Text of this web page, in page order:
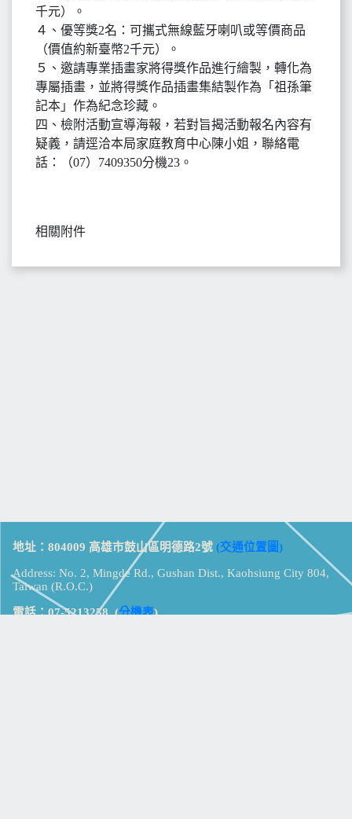
千元）。
４、優等獎2名：可攜式無線藍牙喇叭或等價商品
（價值約新臺幣2千元）。
５、邀請專業插畫家將得獎作品進行繪製，轉化為
專屬插畫，並將得獎作品插畫集結製作為「祖孫筆
記本」作為紀念珍藏。
四、檢附活動宣導海報，若對旨揭活動報名內容有
疑義，請逕洽本局家庭教育中心陳小姐，聯絡電
話：（07）7409350分機23。
相關附件
地址：804009 高雄市鼓山區明德路2號 (交通位置圖)
Address: No. 2, Mingde Rd., Gushan Dist., Kaohsiung City 804,
Taiwan (R.O.C.)
電話：07-5213258 (分機表)